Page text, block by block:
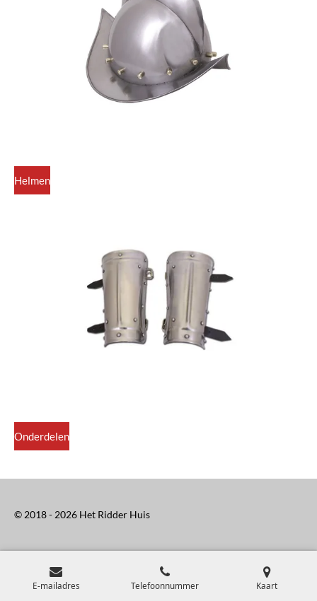
Helmen
Onderdelen
© 2018 - 2026 Het Ridder Huis
E-mailadres Telefoonnummer Kaart